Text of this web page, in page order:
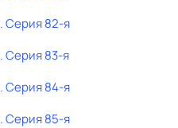
. Серия 82-я
. Серия 83-я
. Серия 84-я
. Серия 85-я